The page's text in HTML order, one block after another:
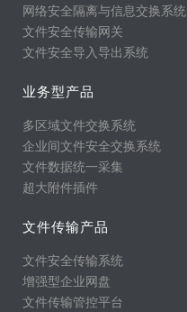
网络安全隔离与信息交换系统
文件安全传输网关
文件安全导入导出系统
业务型产品
多区域文件交换系统
企业间文件安全交换系统
文件数据统一采集
超大附件插件
文件传输产品
文件安全传输系统
增强型企业网盘
文件传输管控平台